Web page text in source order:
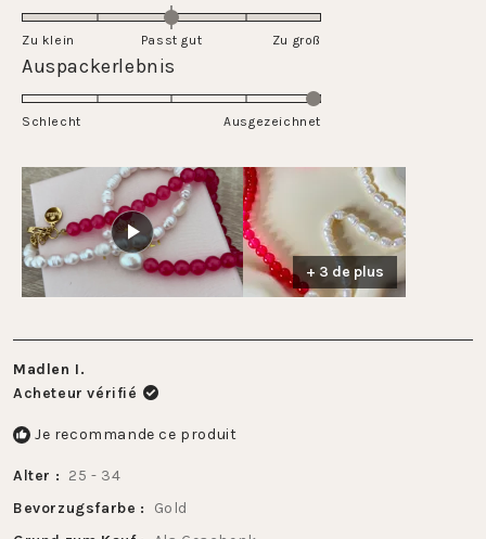
de
1
sur
échelle
de
-2
2
Zu klein Passt gut Zu groß
Auspackerlebnis
sur
de
1
à
Schlecht Ausgezeichnet
+ 3 de plus
Madlen I.
Acheteur vérifié
Je recommande ce produit
Alter
25 - 34
Bevorzugsfarbe
Gold